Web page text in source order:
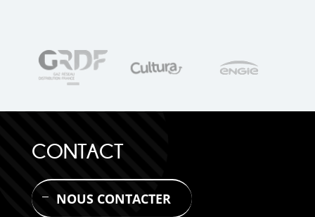
CONTACT
NOUS CONTACTER